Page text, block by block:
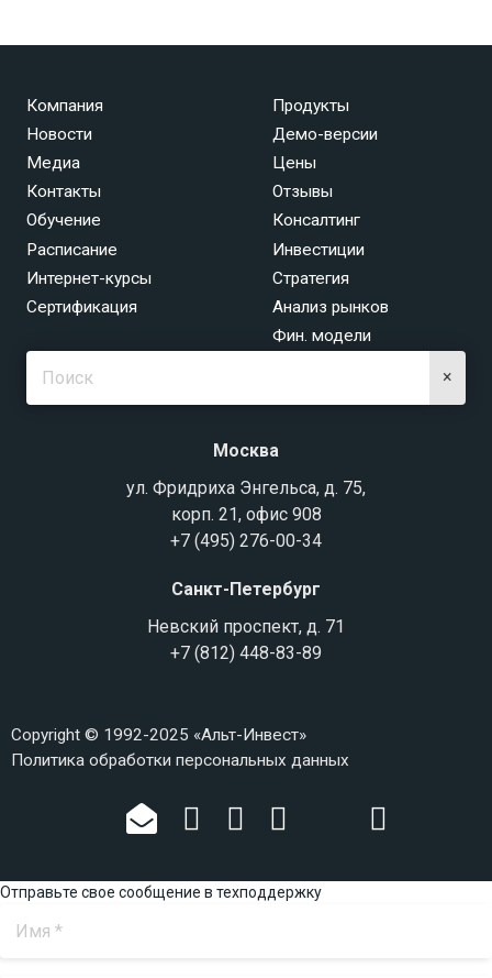
Компания
Новости
Медиа
Контакты
Продукты
Демо-версии
Цены
Отзывы
Обучение
Расписание
Интернет-курсы
Сертификация
Консалтинг
Инвестиции
Стратегия
Анализ рынков
Фин. модели
×
Москва
ул. Фридриха Энгельса, д. 75,
корп. 21, офис 908
+7 (495) 276-00-34
Санкт-Петербург
Невский проспект, д. 71
+7 (812) 448-83-89
Copyright © 1992-2025 «Альт-Инвест»
Политика обработки персональных данных
Отправьте свое сообщение в техподдержку